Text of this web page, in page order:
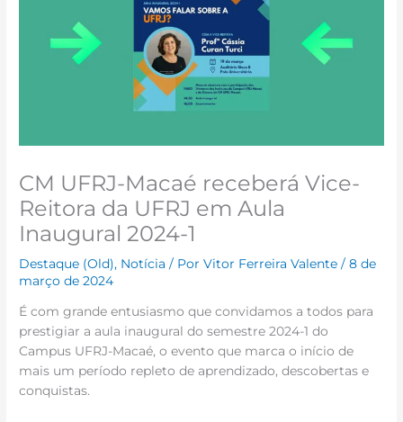
CM UFRJ-Macaé receberá Vice-
Reitora da UFRJ em Aula
Inaugural 2024-1
Destaque (Old), Notícia / PorVitor Ferreira Valente/8 de
março de 2024
É com grande entusiasmo que convidamos a todos para
prestigiar a aula inaugural do semestre 2024-1 do
Campus UFRJ-Macaé, o evento que marca o início de
mais um período repleto de aprendizado, descobertas e
conquistas.